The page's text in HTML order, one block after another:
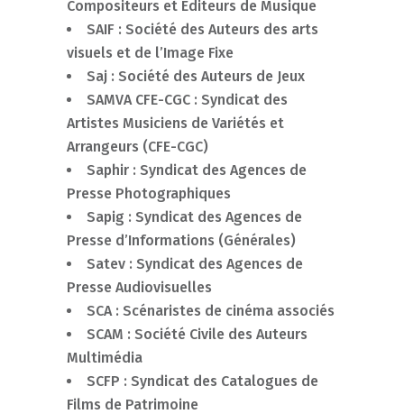
Compositeurs et Editeurs de Musique
SAIF : Société des Auteurs des arts
visuels et de l’Image Fixe
Saj : Société des Auteurs de Jeux
SAMVA CFE-CGC : Syndicat des
Artistes Musiciens de Variétés et
Arrangeurs (CFE-CGC)
Saphir : Syndicat des Agences de
Presse Photographiques
Sapig : Syndicat des Agences de
Presse d’Informations (Générales)
Satev : Syndicat des Agences de
Presse Audiovisuelles
SCA : Scénaristes de cinéma associés
SCAM : Société Civile des Auteurs
Multimédia
SCFP : Syndicat des Catalogues de
Films de Patrimoine